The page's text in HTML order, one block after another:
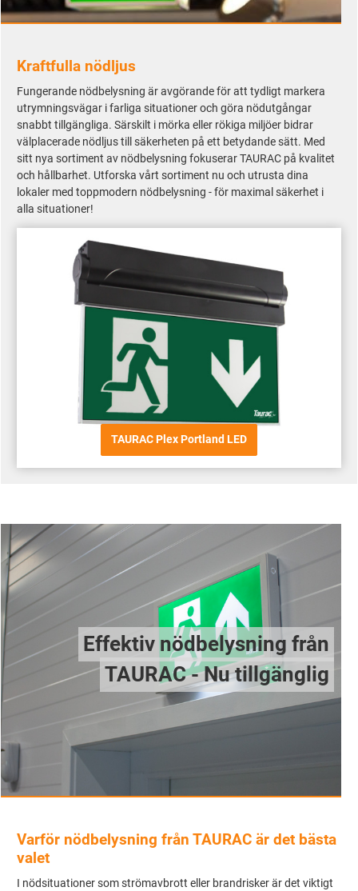
Kraftfulla nödljus
Fungerande nödbelysning är avgörande för att tydligt markera
utrymningsvägar i farliga situationer och göra nödutgångar
snabbt tillgängliga. Särskilt i mörka eller rökiga miljöer bidrar
välplacerade nödljus till säkerheten på ett betydande sätt. Med
sitt nya sortiment av nödbelysning fokuserar TAURAC på kvalitet
och hållbarhet. Utforska vårt sortiment nu och utrusta dina
lokaler med toppmodern nödbelysning - för maximal säkerhet i
alla situationer!
TAURAC Plex Portland LED
Effektiv nödbelysning från
TAURAC - Nu tillgänglig
Varför nödbelysning från TAURAC är det bästa
valet
I nödsituationer som strömavbrott eller brandrisker är det viktigt